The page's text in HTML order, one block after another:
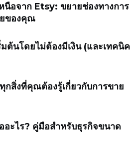
นือจาก Etsy: ขยายช่องทางการ
ของคุณ
ต้นโดยไม่ต้องมีเงิน (และเทคนิค
กสิ่งที่คุณต้องรู้เกี่ยวกับการขาย
ะไร? คู่มือสำหรับธุรกิจขนาด